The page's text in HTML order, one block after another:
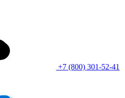
+7 (800) 301-52-41